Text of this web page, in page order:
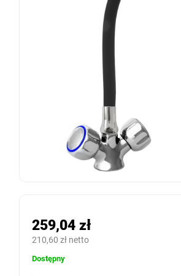
259,04 zł
210,60 zł netto
Dostępny